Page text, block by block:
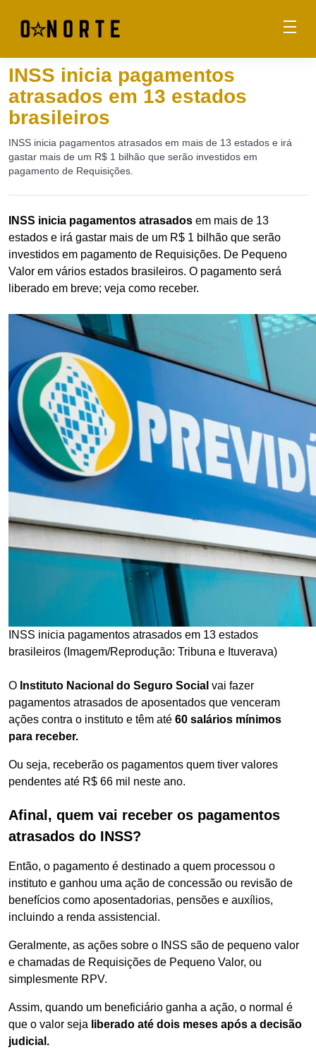
INSS inicia pagamentos
atrasados em 13 estados
brasileiros
INSS inicia pagamentos atrasados em mais de 13 estados e irá
gastar mais de um R$ 1 bilhão que serão investidos em
pagamento de Requisições.
INSS inicia pagamentos atrasados em mais de 13
estados e irá gastar mais de um R$ 1 bilhão que serão
investidos em pagamento de Requisições. De Pequeno
Valor em vários estados brasileiros. O pagamento será
liberado em breve; veja como receber.
INSS inicia pagamentos atrasados em 13 estados
brasileiros (Imagem/Reprodução: Tribuna e Ituverava)
O Instituto Nacional do Seguro Social vai fazer
pagamentos atrasados de aposentados que venceram
ações contra o instituto e têm até 60 salários mínimos
para receber.
Ou seja, receberão os pagamentos quem tiver valores
pendentes até R$ 66 mil neste ano.
Afinal, quem vai receber os pagamentos
atrasados do INSS?
Então, o pagamento é destinado a quem processou o
instituto e ganhou uma ação de concessão ou revisão de
benefícios como aposentadorias, pensões e auxílios,
incluindo a renda assistencial.
Geralmente, as ações sobre o INSS são de pequeno valor
e chamadas de Requisições de Pequeno Valor, ou
simplesmente RPV.
Assim, quando um beneficiário ganha a ação, o normal é
que o valor seja liberado até dois meses após a decisão
judicial.